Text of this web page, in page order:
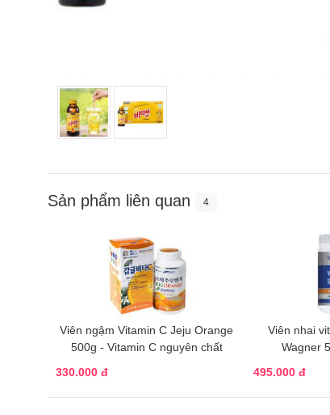
Sản phẩm liên quan 4
Viên ngậm Vitamin C Jeju Orange
500g - Vitamin C nguyên chất
330.000 đ
Viên nhai
Wagner
495.000 đ